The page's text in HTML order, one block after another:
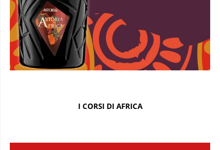
I CORSI DI AFRICA